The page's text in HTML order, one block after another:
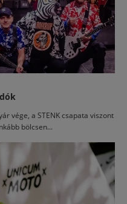
vége, a STENK csapata viszont
bölcsen...